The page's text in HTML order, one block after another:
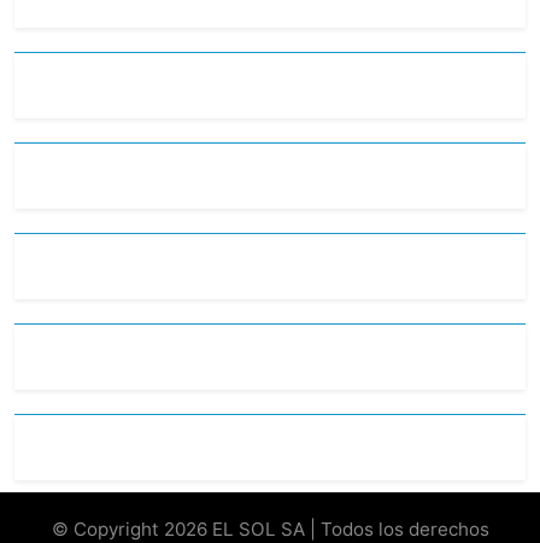
© Copyright 2026 EL SOL SA | Todos los derechos